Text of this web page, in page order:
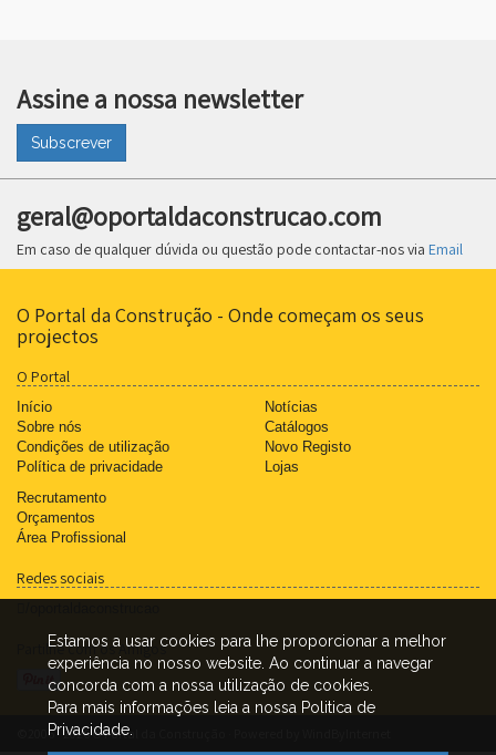
Assine a nossa newsletter
Subscrever
geral@oportaldaconstrucao.com
Em caso de qualquer dúvida ou questão pode contactar-nos via Email
O Portal da Construção - Onde começam os seus
projectos
O Portal
Início
Sobre nós
Condições de utilização
Política de privacidade
Notícias
Catálogos
Novo Registo
Lojas
Recrutamento
Orçamentos
Área Profissional
Redes sociais
Partilhe com os Amigos
©2006 - 2026 O Portal da Construção · Powered by
Estamos a usar cookies para lhe proporcionar a melhor
experiência no nosso website. Ao continuar a navegar
concorda com a nossa utilização de cookies.
Para mais informações leia a nossa Politica de
Privacidade.